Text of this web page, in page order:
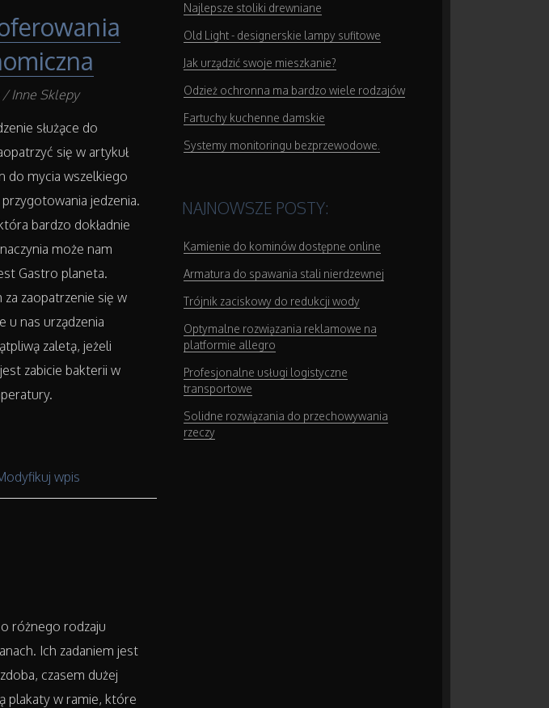
Inne Sklepy
służące do
się w artykuł
do mycia wszelkiego
jedzenia.
bardzo dokładnie
może nam
Gastro planeta.
zaopatrzenie się w
u nas urządzenia
zaletą, jeżeli
zabicie bakterii w
wpis
różnego rodzaju
Ich zadaniem jest
czasem dużej
plakaty w ramie, które
Najlepsze stoliki drewniane
Old Light - designerskie lampy sufitowe
Jak urządzić swoje mieszkanie?
Odzież ochronna ma bardzo wiele rodzajów
Fartuchy kuchenne damskie
Systemy monitoringu bezprzewodowe.
NAJNOWSZE POSTY:
Kamienie do kominów dostępne online
Armatura do spawania stali nierdzewnej
Trójnik zaciskowy do redukcji wody
Optymalne rozwiązania reklamowe na
platformie allegro
Profesjonalne usługi logistyczne
transportowe
Solidne rozwiązania do przechowywania
rzeczy